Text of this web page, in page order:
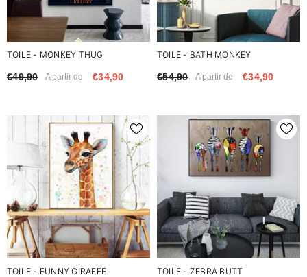
TOILE - MONKEY THUG
€49,90 A partir de €34,90
TOILE - BATH MONKEY
€54,90 A partir de €34,90
TOILE - FUNNY GIRAFFE TOILE - ZEBRA BUTT